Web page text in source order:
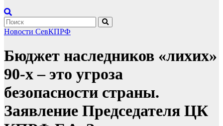
Новости СевКПРФ
Бюджет наследников «лихих»
90-х – это угроза
безопасности страны.
Заявление Председателя ЦК